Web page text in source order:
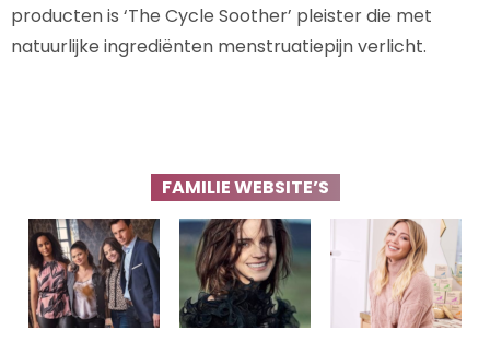
producten is ‘The Cycle Soother’ pleister die met
natuurlijke ingrediënten menstruatiepijn verlicht.
FAMILIE WEBSITE’S